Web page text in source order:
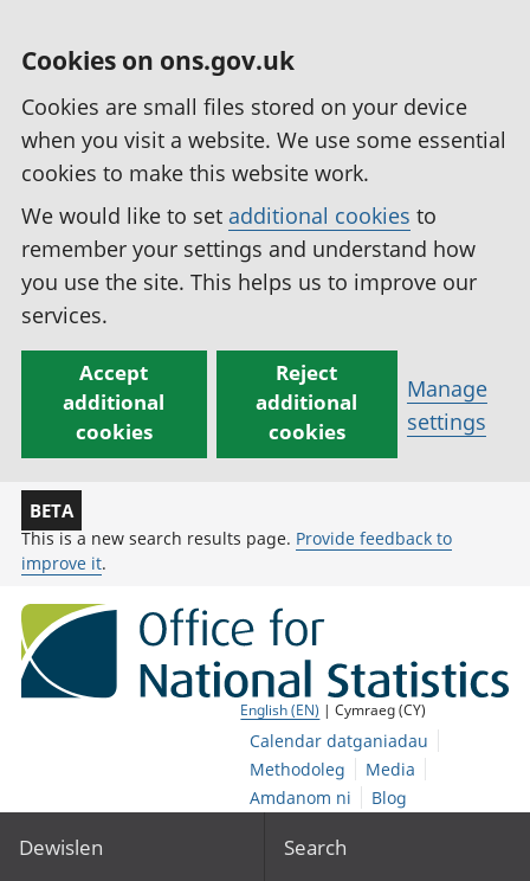
Cookies on ons.gov.uk
Cookies are small files stored on your device
when you visit a website. We use some essential
cookies to make this website work.
We would like to set additional cookies to
remember your settings and understand how
you use the site. This helps us to improve our
services.
Accept
additional
cookies
Reject
additional
cookies
Manage
settings
BETA
This is a new search results page. Provide feedback to
improve it.
English (EN) | Cymraeg (CY)
Calendar datganiadau
Methodoleg
Media
Amdanom ni
Blog
Dewislen Search